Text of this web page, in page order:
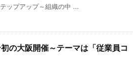
ップアップ～組織の中 ...
の大阪開催～テーマは「従業員コ